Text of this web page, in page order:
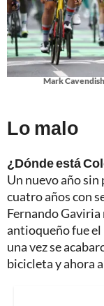
Mark
Lo malo
¿Dónde está
Un nuevo año
cuatro años con
Fernando Gaviria
antioqueño fue el
una vez se
bicicleta y ahora